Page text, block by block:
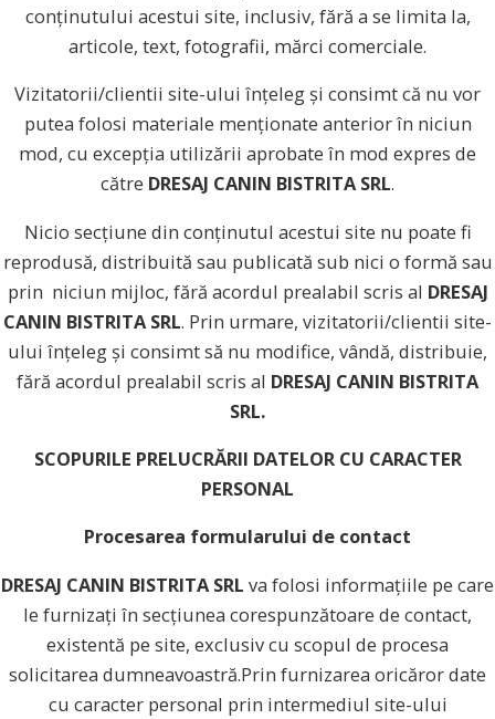
conținutului acestui site, inclusiv, fără a se limita la,
articole, text, fotografii, mărci comerciale.
Vizitatorii/clientii site-ului înțeleg și consimt că nu vor
putea folosi materiale menționate anterior în niciun
mod, cu excepția utilizării aprobate în mod expres de
către DRESAJ CANIN BISTRITA SRL.
Nicio secțiune din conținutul acestui site nu poate fi
reprodusă, distribuită sau publicată sub nici o formă sau
prin niciun mijloc, fără acordul prealabil scris al DRESAJ
CANIN BISTRITA SRL. Prin urmare, vizitatorii/clientii site-
ului înțeleg și consimt să nu modifice, vândă, distribuie,
fără acordul prealabil scris al DRESAJ CANIN BISTRITA
SRL.
SCOPURILE PRELUCRĂRII DATELOR CU CARACTER
PERSONAL
Procesarea formularului de contact
DRESAJ CANIN BISTRITA SRL va folosi informațiile pe care
le furnizați în secțiunea corespunzătoare de contact,
existentă pe site, exclusiv cu scopul de procesa
solicitarea dumneavoastră.Prin furnizarea oricăror date
cu caracter personal prin intermediul site-ului